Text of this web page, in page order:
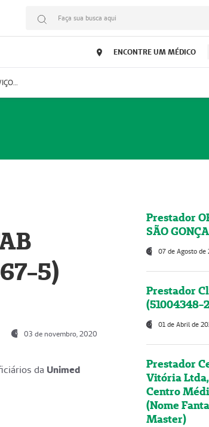
Faça sua busca aqui
ENCONTRE UM MÉDICO
MUDANÇA DE ENDEREÇO - DIAGITAB SERVIÇOS MÉDICOS LTDA (54003267-5)
5)
03 de novembro, 2020
da Unimed
Prestador
SÃO
07 de Agosto de
Prestador
(51004348-
01 de Abril de
Prestador
Vitória
Centro
(Nome
Master)